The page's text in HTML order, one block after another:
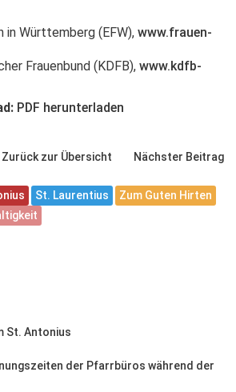
in Württemberg (EFW), www.frauen-
Frauenbund (KDFB), www.kdfb-
PDF herunterladen
Zurück zur Übersicht Nächster Beitrag
St. Laurentius
Zum Guten Hirten
St. Antonius
der Pfarrbüros während der